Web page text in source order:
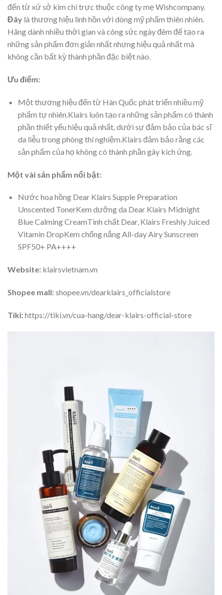
đến từ xứ sở kim chi trực thuộc công ty mẹ Wishcompany.
Đây là thương hiệu linh hồn với dòng mỹ phẩm thiên nhiên.
Hãngdành nhiều thời gian và công sức ngày đêm để tạo ra
những sản phẩm đơn giản nhất nhưng hiệu quả nhất mà
không cần bất kỳ thành phần đặc biệt nào.
Ưu điểm:
Một thương hiệu đến từ Hàn Quốc phát triển nhiều mỹ
phẩm tự nhiên.Klairs luôn tạo ra những sản phẩm có thành
phần thiết yếu hiệu quả nhất, dưới sự đảm bảo của bác sĩ
da liễu trong phòng thí nghiệm.Klairs đảm bảo rằng các
sản phẩm của họ không có thành phần gây kích ứng.
Một vài sản phẩm nổi bật:
Nước hoa hồng Dear Klairs Supple Preparation
Unscented TonerKem dưỡng da Dear Klairs Midnight
Blue Calming CreamTinh chất Dear, Klairs Freshly Juiced
Vitamin DropKem chống nắng All-day Airy Sunscreen
SPF50+ PA++++
Website: klairsvietnam.vn
Shopee mall:shopee.vn/dearklairs_officialstore
Tiki:https://tiki.vn/cua-hang/dear-klairs-official-store